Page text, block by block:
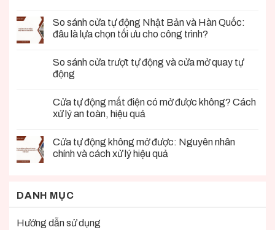
So sánh cửa tự động Nhật Bản và Hàn Quốc:
đâu là lựa chọn tối ưu cho công trình?
So sánh cửa trượt tự động và cửa mở quay tự
động
Cửa tự động mất điện có mở được không? Cách
xử lý an toàn, hiệu quả
Cửa tự động không mở được: Nguyên nhân
chính và cách xử lý hiệu quả
DANH MỤC
Hướng dẫn sử dụng